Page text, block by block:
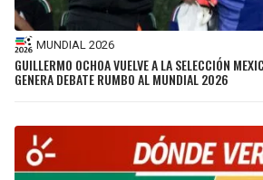
MUNDIAL 2026
GUILLERMO OCHOA VUELVE A LA SELECCIÓN
GENERA DEBATE RUMBO AL MUNDIAL 2026